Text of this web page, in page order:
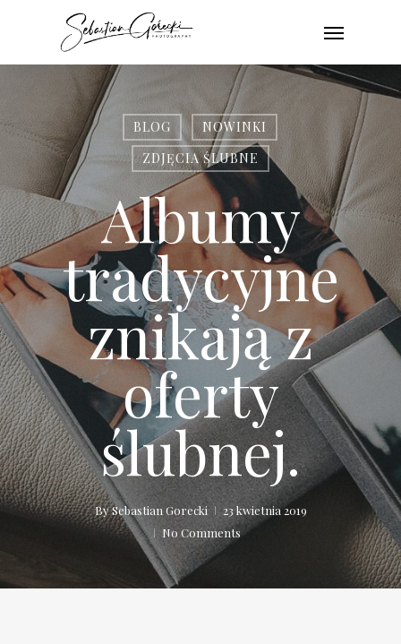
Menu
BLOG
NOWINKI
ZDJĘCIA ŚLUBNE
Albumy
tradycyjne
znikają z
oferty
ślubnej.
BySebastian Gorecki
23 kwietnia 2019
No Comments